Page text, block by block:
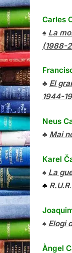
Carles
♠ La
(1988-
♣ El
1944-
Neus
♣ Mai
Karel
♠ La
♣ R.U.R.
♠ Elogi
Àngel